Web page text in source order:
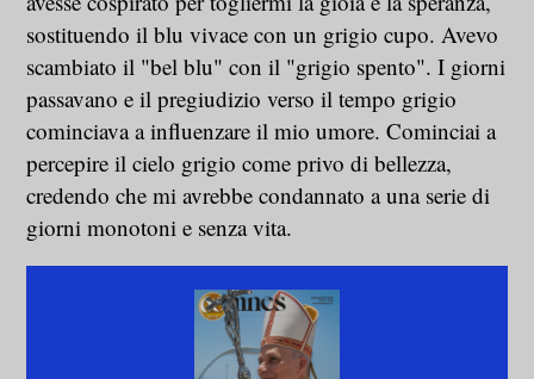
sostituendo il blu vivace con un grigio cupo. Avevo
scambiato il "bel blu" con il "grigio spento". I giorni
passavano e il pregiudizio verso il tempo grigio
cominciava a influenzare il mio umore. Cominciai a
percepire il cielo grigio come privo di bellezza,
credendo che mi avrebbe condannato a una serie di
giorni monotoni e senza vita.